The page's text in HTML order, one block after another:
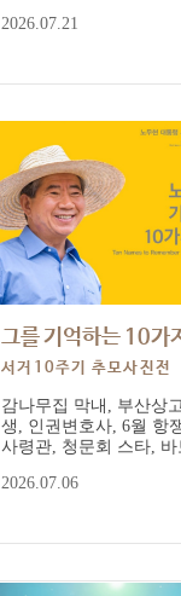
2026.07.21
그를 기억하는 10가
서거10주기 추모사진전
감나무집 막내, 부산상
생, 인권변호사, 6월 항
사령관, 청문회 스타, 바
령, 시민 노무현, 내마음
2026.07.06